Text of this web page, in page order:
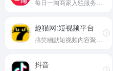
趣猫网:短视频平台
抖音